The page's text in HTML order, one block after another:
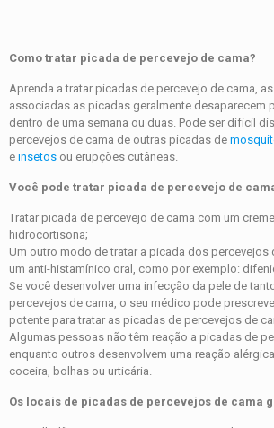
Como tratar picada de percevejo de cama?
Aprenda a tratar picadas de percevejo de cama,
associadas as picadas geralmente desaparecem
dentro de uma semana ou duas. Pode ser difícil
percevejos de cama de outras picadas de
e insetos ou erupções cutâneas.
Você pode tratar picada de percevejo de
Tratar picada de percevejo de cama com um
hidrocortisona;
Um outro modo de tratar a picada dos percevejos
um anti-histamínico oral, como por exemplo:
Se você desenvolver uma infecção da pele de
percevejos de cama, o seu médico pode
potente para tratar as picadas de percevejos de
Algumas pessoas não têm reação a picadas de
enquanto outros desenvolvem uma reação
coceira, bolhas ou urticária.
Os locais de picadas de percevejos de cama